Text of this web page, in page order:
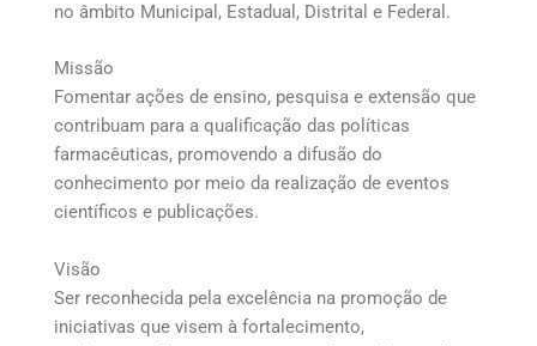
no âmbito Municipal, Estadual, Distrital e Federal.
Missão
Fomentar ações de ensino, pesquisa e extensão que
contribuam para a qualificação das políticas
farmacêuticas, promovendo a difusão do
conhecimento por meio da realização de eventos
científicos e publicações.
Visão
Ser reconhecida pela excelência na promoção de
iniciativas que visem à fortalecimento,